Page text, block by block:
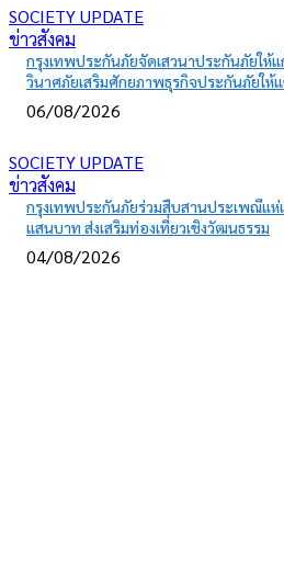
SOCIETY UPDATE
ข่าวสังคม
กรุงเทพประกันภัยจัดเสวนาประกันภัยใ
วินาศภัยเสริมศักยภาพธุรกิจประกันภัยให้
06/08/2026
SOCIETY UPDATE
ข่าวสังคม
กรุงเทพประกันภัยร่วมสืบสานประเพณีแ
แสนบาท ส่งเสริมท่องเที่ยวเชิงวัฒนธรรม
04/08/2026